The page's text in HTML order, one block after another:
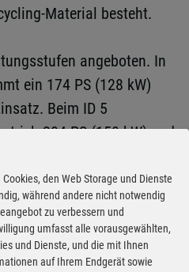
Material besteht.
angeboten. In
ein 174 PS (128 kW)
Beim ID 5
204 PS (150 kW) und
mit Allradantrieb
und im Heck montierten
PS (220 kW). Das
von Null auf 100 km/h zu
180 ist bei allen Varianten
den Web Storage und Dienste
während andere nicht notwendig
zu verbessern und
umfasst alle vorausgewählten,
und Dienste, und die mit Ihnen
auf Ihrem Endgerät sowie